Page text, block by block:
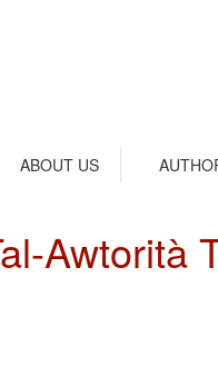
ABOUT US
Awtorità